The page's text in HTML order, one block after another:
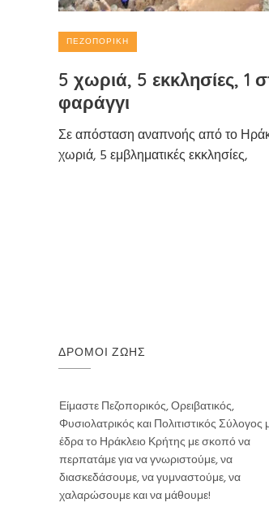
ΠΕΖΟΠΟΡΙΚΉ
5 χωριά, 5 εκκλησίες, 1
φαράγγι
Σε απόσταση αναπνοής από το
χωριά, 5 εμβληματικές εκκλησίες,
ΔΡΌΜΟΙ ΖΩΉΣ
Είμαστε Πεζοπορικός, Ορειβατικός,
Φυσιολατρικός και Πολιτιστικός Σύλογος
έδρα το Ηράκλειο Κρήτης με σκοπό να
περπατάμε για να γνωριστούμε, να
διασκεδάσουμε, να γυμναστούμε, να
χαλαρώσουμε και να μάθουμε!